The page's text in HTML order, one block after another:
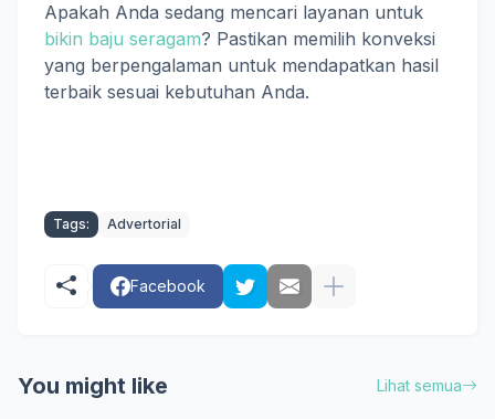
Apakah Anda sedang mencari layanan untuk
bikin baju seragam? Pastikan memilih konveksi
yang berpengalaman untuk mendapatkan hasil
terbaik sesuai kebutuhan Anda.
Tags: Advertorial
Facebook
You might like Lihat semua